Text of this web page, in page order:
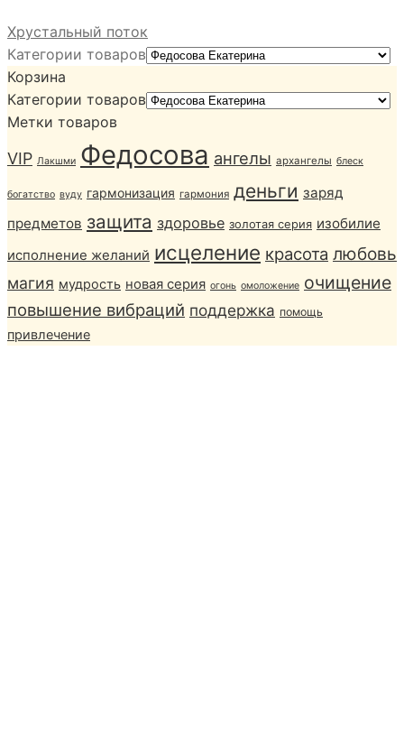
Хрустальный поток
Категории товаров
Корзина
Категории товаров
Метки товаров
VIP Лакшми Федосова ангелы архангелы блеск
богатство вуду гармонизация гармония деньги заряд
предметов защита здоровье золотая серия изобилие
исполнение желаний исцеление красота любовь
магия мудрость новая серия огонь омоложение очищение
повышение вибраций поддержка помощь
привлечение